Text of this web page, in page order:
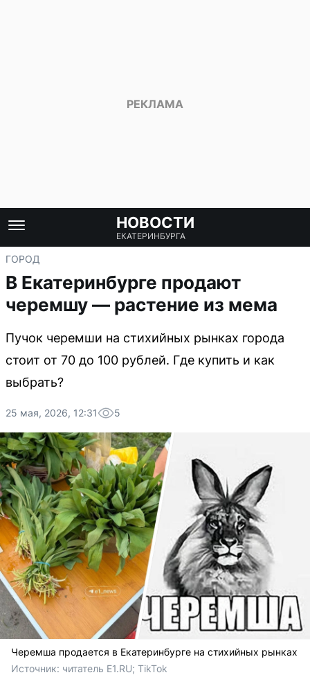
НОВОСТИ
ЕКАТЕРИНБУРГА
ГОРОД
В Екатеринбурге продают
черемшу — растение из мема
Пучок черемши на стихийных рынках города
стоит от 70 до 100 рублей. Где купить и как
выбрать?
25 мая, 2026, 12:31 5
Черемша продается в Екатеринбурге на стихийных рынках
Источник: читатель E1.RU; TikTok